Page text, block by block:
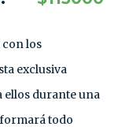
con los
exclusiva
ellos durante una
todo